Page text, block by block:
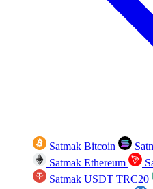
Satmak Bitcoin
Satmak Ethereum
Satmak USDT TRC20